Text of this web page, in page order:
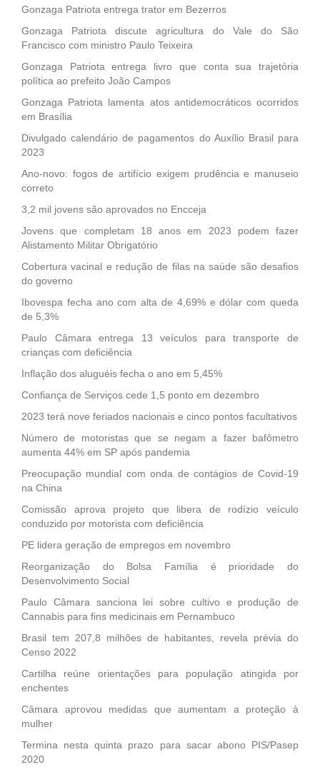
Gonzaga Patriota entrega trator em Bezerros
Gonzaga Patriota discute agricultura do Vale do São
Francisco com ministro Paulo Teixeira
Gonzaga Patriota entrega livro que conta sua trajetória
política ao prefeito João Campos
Gonzaga Patriota lamenta atos antidemocráticos ocorridos
em Brasília
Divulgado calendário de pagamentos do Auxílio Brasil para
2023
Ano-novo: fogos de artifício exigem prudência e manuseio
correto
3,2 mil jovens são aprovados no Encceja
Jovens que completam 18 anos em 2023 podem fazer
Alistamento Militar Obrigatório
Cobertura vacinal e redução de filas na saúde são desafios
do governo
Ibovespa fecha ano com alta de 4,69% e dólar com queda
de 5,3%
Paulo Câmara entrega 13 veículos para transporte de
crianças com deficiência
Inflação dos aluguéis fecha o ano em 5,45%
Confiança de Serviços cede 1,5 ponto em dezembro
2023 terá nove feriados nacionais e cinco pontos facultativos
Número de motoristas que se negam a fazer bafômetro
aumenta 44% em SP após pandemia
Preocupação mundial com onda de contágios de Covid-19
na China
Comissão aprova projeto que libera de rodízio veículo
conduzido por motorista com deficiência
PE lidera geração de empregos em novembro
Reorganização do Bolsa Família é prioridade do
Desenvolvimento Social
Paulo Câmara sanciona lei sobre cultivo e produção de
Cannabis para fins medicinais em Pernambuco
Brasil tem 207,8 milhões de habitantes, revela prévia do
Censo 2022
Cartilha reúne orientações para população atingida por
enchentes
Câmara aprovou medidas que aumentam a proteção à
mulher
Termina nesta quinta prazo para sacar abono PIS/Pasep
2020